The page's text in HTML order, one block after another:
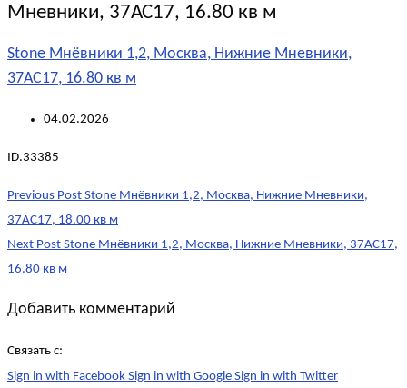
Мневники, 37АС17, 16.80 кв м
Stone Мнёвники 1,2, Москва, Нижние Мневники,
37АС17, 16.80 кв м
04.02.2026
ID.33385
Post
navigation
Previous Post Stone Мнёвники 1,2, Москва, Нижние Мневники,
37АС17, 18.00 кв м
Next Post Stone Мнёвники 1,2, Москва, Нижние Мневники, 37АС17,
16.80 кв м
Добавить комментарий
Связать с:
Sign in with Facebook Sign in with Google Sign in with Twitter